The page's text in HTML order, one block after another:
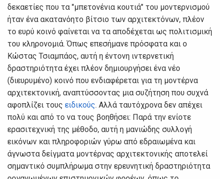
δεκαετίες που τα "μπετονένια κουτιά" του μοντερνισμού
ήταν ένα ακατανόητο βίτσιο των αρχιτεκτόνων, πλέον
το ευρύ κοινό φαίνεται να τα αποδέχεται ως πολιτισμική
του κληρονομιά. Όπως επεσήμανε πρόσφατα και ο
Κώστας Τσιαμπάος, αυτή η έντονη ιντερνετική
δραστηριότητα έχει πλέον δημιουργήσει ένα νέο
(διευρυμένο) κοινό που ενδιαφέρεται για τη μοντέρνα
αρχιτεκτονική, αναπτύσσοντας μια συζήτηση που συχνά
αφοπλίζει τους ειδικούς. Αλλά ταυτόχρονα δεν απέχει
πολύ και από το να τους βοηθήσει: Παρά την ενίοτε
ερασιτεχνική της μέθοδο, αυτή η μανιώδης συλλογή
εικόνων και πληροφοριών γύρω από εδραιωμένα και
άγνωστα δείγματα μοντέρνας αρχιτεκτονικής αποτελεί
σημαντικό συμπλήρωμα στην ερευνητική δραστηριότητα